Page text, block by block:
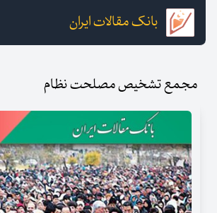
بانک مقالات ایران
مجمع تشخیص مصلحت نظام